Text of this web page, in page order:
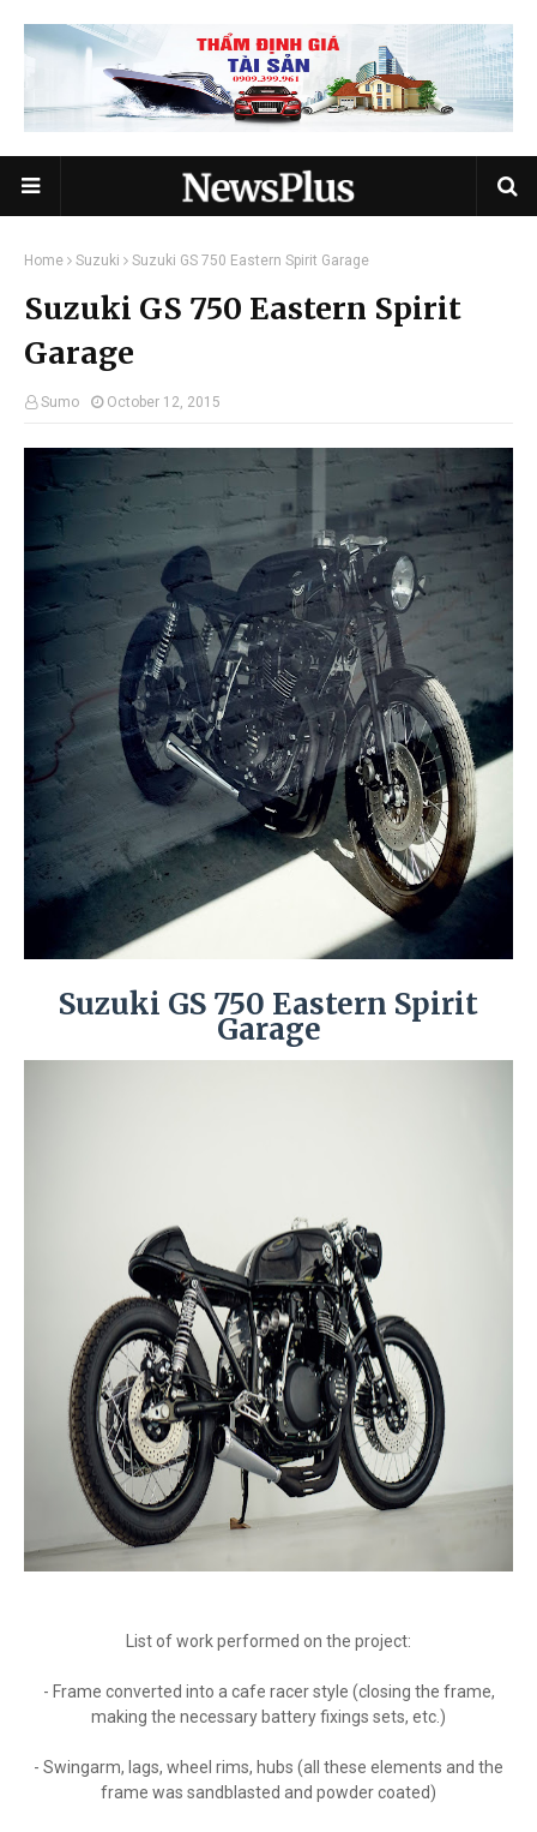
Home Suzuki Suzuki GS 750 Eastern Spirit Garage
Suzuki GS 750 Eastern Spirit
Garage
Sumo October 12, 2015
Suzuki GS 750 Eastern Spirit
Garage
List of work performed on the project:
- Frame converted into a cafe racer style (closing the frame,
making the necessary battery fixings sets, etc.)
- Swingarm, lags, wheel rims, hubs (all these elements and the
frame was sandblasted and powder coated)